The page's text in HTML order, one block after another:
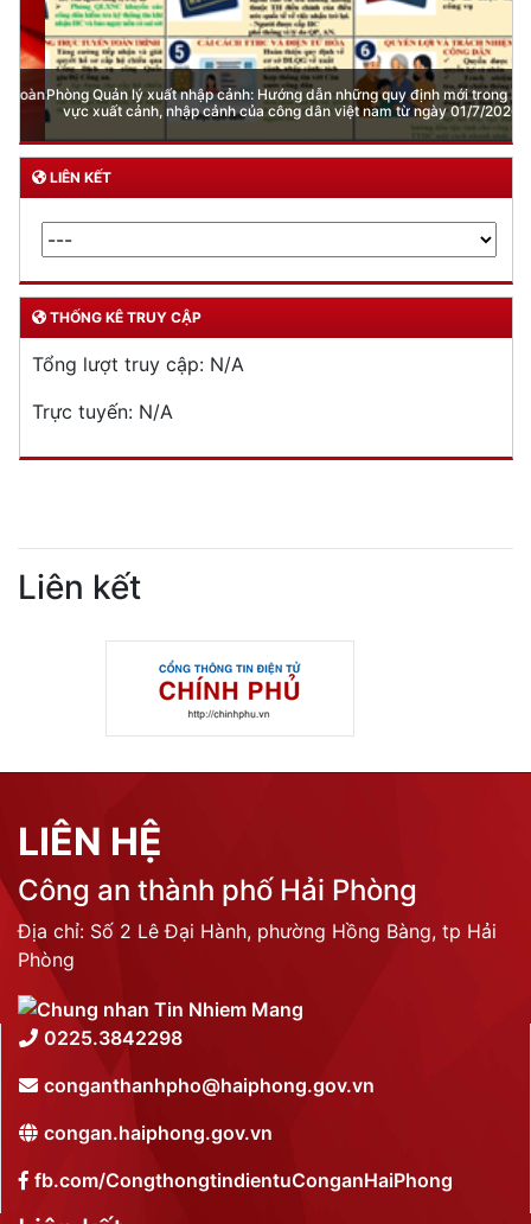
Phòng Quản lý xuất nhập cảnh: Hướng dẫn những quy định mới trong lĩnh
vực xuất cảnh, nhập cảnh của công dân việt nam từ ngày 01/7/2026
LIÊN KẾT
THỐNG KÊ TRUY CẬP
Tổng lượt truy cập: N/A
Trực tuyến: N/A
Liên kết
LIÊN HỆ
Công an thành phố Hải Phòng
Địa chỉ: Số 2 Lê Đại Hành, phường Hồng Bàng, tp Hải
Phòng
0225.3842298
conganthanhpho@haiphong.gov.vn
congan.haiphong.gov.vn
fb.com/CongthongtindientuConganHaiPhong